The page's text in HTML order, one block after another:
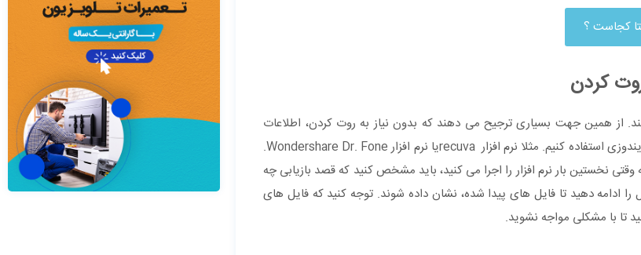
کجاست ؟
کردن
همین جهت بسیاری ترجیح می دهند که بدون نیاز به روت کردن، اطلاعات
دستگاه خود را بازیابی کنند. برای این کار باید از نرم افزار های ریکاوری فایل های ویندوزی استفاده کنیم. مثلا نرم افزار recuvaیا نرم افزار Wondershare Dr. Fone.
نخستین بار نرم افزار را اجرا می کنید، باید مشخص کنید که قصد بازیابی چه
را ادامه دهید تا فایل های پیدا شده، نشان داده شوند. توجه کنید که فایل های
تا با مشکلی مواجه نشوید.